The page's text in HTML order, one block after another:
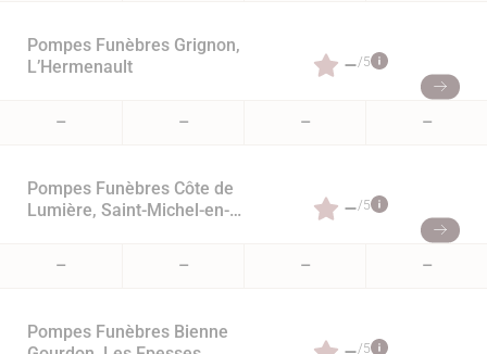
Pompes Funèbres Grignon,
L’Hermenault
–/5
– – – –
Pompes Funèbres Côte de
Lumière, Saint-Michel-en-
–/5
– – – –
Pompes Funèbres Bienne
/5